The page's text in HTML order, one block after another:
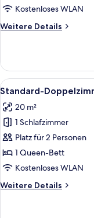
Kostenloses WLAN
Weitere Details
Weitere
Einzelzimmer
Alle
Fotos
für
Standard-
Doppelzimmer,
1
Queen-
anzeigen
4
Standard-
20 m²
1 Schlafzimmer
Platz für 2 Personen
1 Queen-Bett
Kostenloses WLAN
Weitere Details
Weitere